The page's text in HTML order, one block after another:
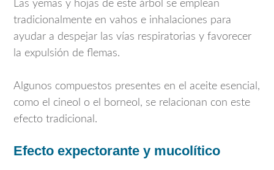
Las yemas y hojas de este árbol se emplean
tradicionalmente en vahos e inhalaciones para
ayudar a despejar las vías respiratorias y favorecer
la expulsión de flemas.
Algunos compuestos presentes en el aceite esencial,
como el cineol o el borneol, se relacionan con este
efecto tradicional.
Efecto expectorante y mucolítico